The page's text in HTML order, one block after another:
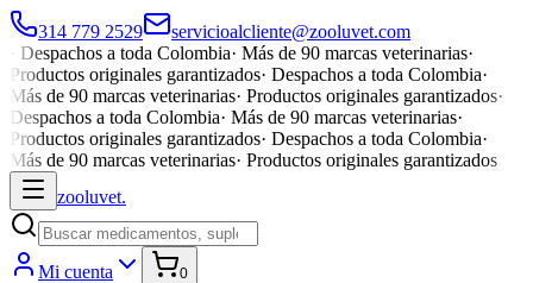
314 779 2529
servicioalcliente@zooluvet.com
Despachos a toda Colombia· Más de 90 marcas veterinarias·
Productos originales garantizados· Despachos a toda Colombia·
Más de 90 marcas veterinarias· Productos originales garantizados·
Despachos a toda Colombia· Más de 90 marcas veterinarias·
Productos originales garantizados· Despachos a toda Colombia·
Más de 90 marcas veterinarias· Productos originales garantizados
zooluvet.
Mi cuenta 0